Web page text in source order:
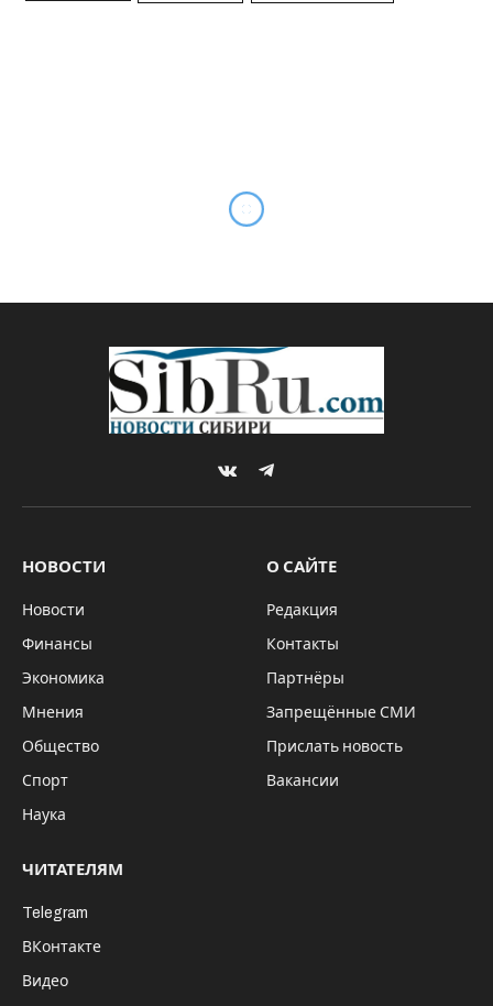
VKontakteTelegram
НОВОСТИ
Новости
Финансы
Экономика
Мнения
Общество
Спорт
Наука
О САЙТЕ
Редакция
Контакты
Партнёры
Запрещённые СМИ
Прислать новость
Вакансии
ЧИТАТЕЛЯМ
Telegram
ВКонтакте
Видео